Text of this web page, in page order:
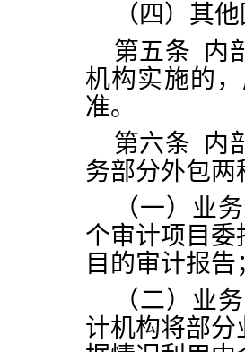
（四）其
第五条 内
机构实施的
准。
第六条 内
务部分外包两
（一）业
个审计项目
目的审计报告
（二）业
计机构将部